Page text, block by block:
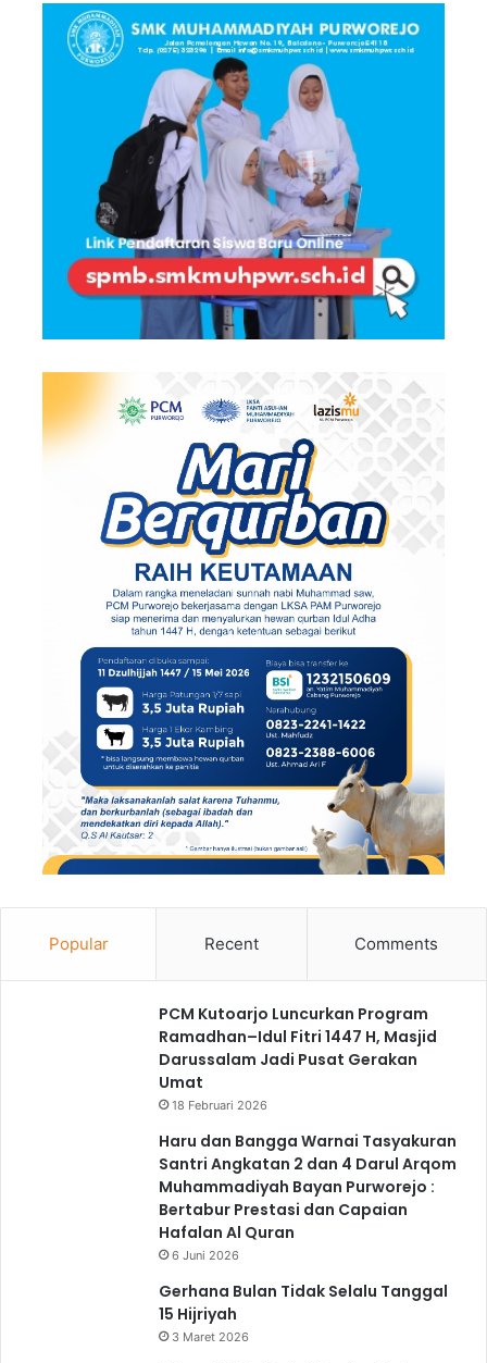
Popular Recent Comments
PCM Kutoarjo Luncurkan Program
Ramadhan–Idul Fitri 1447 H, Masjid
Darussalam Jadi Pusat Gerakan
Umat
18 Februari 2026
Haru dan Bangga Warnai Tasyakuran
Santri Angkatan 2 dan 4 Darul Arqom
Muhammadiyah Bayan Purworejo :
Bertabur Prestasi dan Capaian
Hafalan Al Quran
6 Juni 2026
Gerhana Bulan Tidak Selalu Tanggal
15 Hijriyah
3 Maret 2026